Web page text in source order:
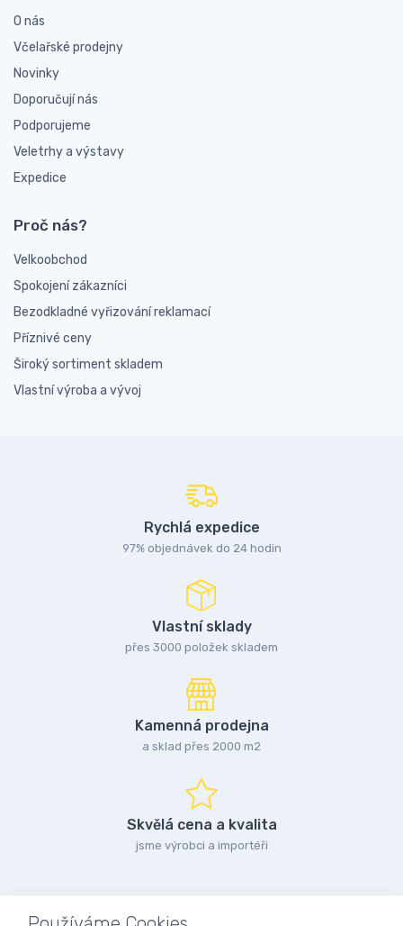
O nás
Včelařské prodejny
Novinky
Doporučují nás
Podporujeme
Veletrhy a výstavy
Expedice
Proč nás?
Velkoobchod
Spokojení zákazníci
Bezodkladné vyřizování reklamací
Příznivé ceny
Široký sortiment skladem
Vlastní výroba a vývoj
Rychlá expedice
97% objednávek do 24 hodin
Vlastní sklady
přes 3000 položek skladem
Kamenná prodejna
a sklad přes 2000 m2
Skvělá cena a kvalita
jsme výrobci a importéři